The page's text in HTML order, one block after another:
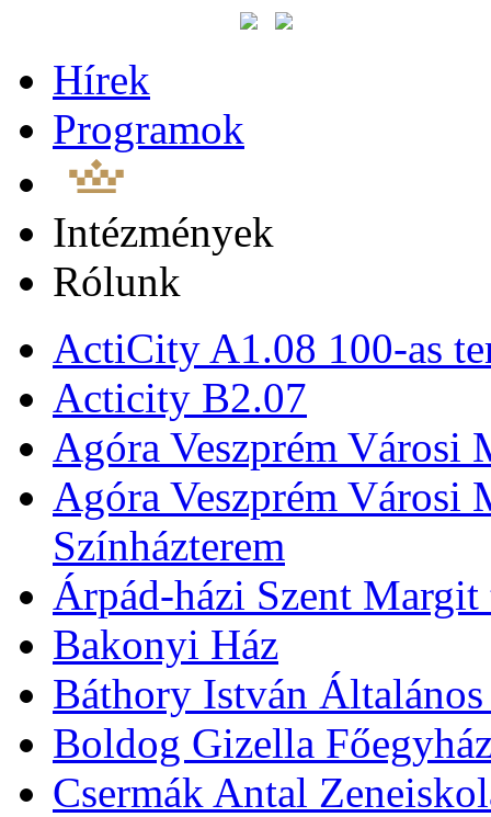
Hírek
Programok
Intézmények
Rólunk
ActiCity A1.08 100-as
Acticity B2.07
Agóra Veszprém Városi
Agóra Veszprém Városi
Színházterem
Árpád-házi Szent
Bakonyi Ház
Báthory István
Boldog Gizella
Csermák Antal